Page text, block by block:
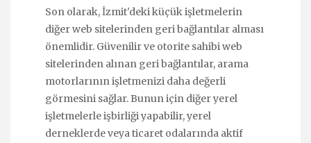
Son olarak, İzmit'deki küçük işletmelerin
diğer web sitelerinden geri bağlantılar alması
önemlidir. Güvenilir ve otorite sahibi web
sitelerinden alınan geri bağlantılar, arama
motorlarının işletmenizi daha değerli
görmesini sağlar. Bunun için diğer yerel
işletmelerle işbirliği yapabilir, yerel
derneklerde veya ticaret odalarında aktif